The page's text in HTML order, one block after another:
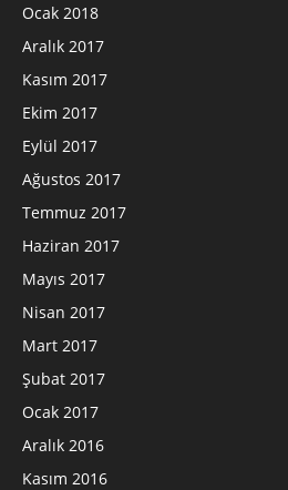
Ocak 2018
Aralık 2017
Kasım 2017
Ekim 2017
Eylül 2017
Ağustos 2017
Temmuz 2017
Haziran 2017
Mayıs 2017
Nisan 2017
Mart 2017
Şubat 2017
Ocak 2017
Aralık 2016
Kasım 2016